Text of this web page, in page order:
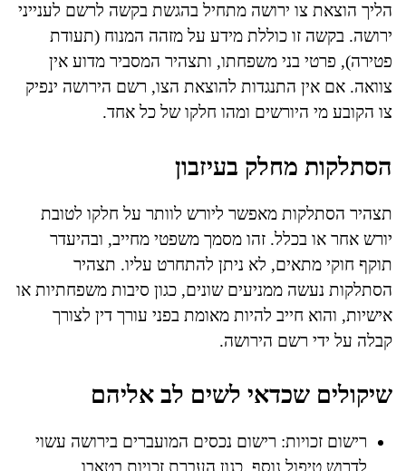
הליך הוצאת צו ירושה מתחיל בהגשת בקשה לרשם לענייני
ירושה. בקשה זו כוללת מידע על מזהה המנוח (תעודת
פטירה), פרטי בני משפחתו, ותצהיר המסביר מדוע אין
צוואה. אם אין התנגדות להוצאת הצו, רשם הירושה ינפיק
צו הקובע מי היורשים ומהו חלקו של כל אחד.
הסתלקות מחלק בעיזבון
תצהיר הסתלקות מאפשר ליורש לוותר על חלקו לטובת
יורש אחר או בכלל. זהו מסמך משפטי מחייב, ובהיעדר
תוקף חוקי מתאים, לא ניתן להתחרט עליו. תצהיר
הסתלקות נעשה ממניעים שונים, כגון סיבות משפחתיות או
אישיות, והוא חייב להיות מאומת בפני עורך דין לצורך
קבלה על ידי רשם הירושה.
שיקולים שכדאי לשים לב אליהם
רישום זכויות: רישום נכסים המועברים בירושה עשוי
לדרוש טיפול נוסף, כגון העברת זכויות בטאבו.